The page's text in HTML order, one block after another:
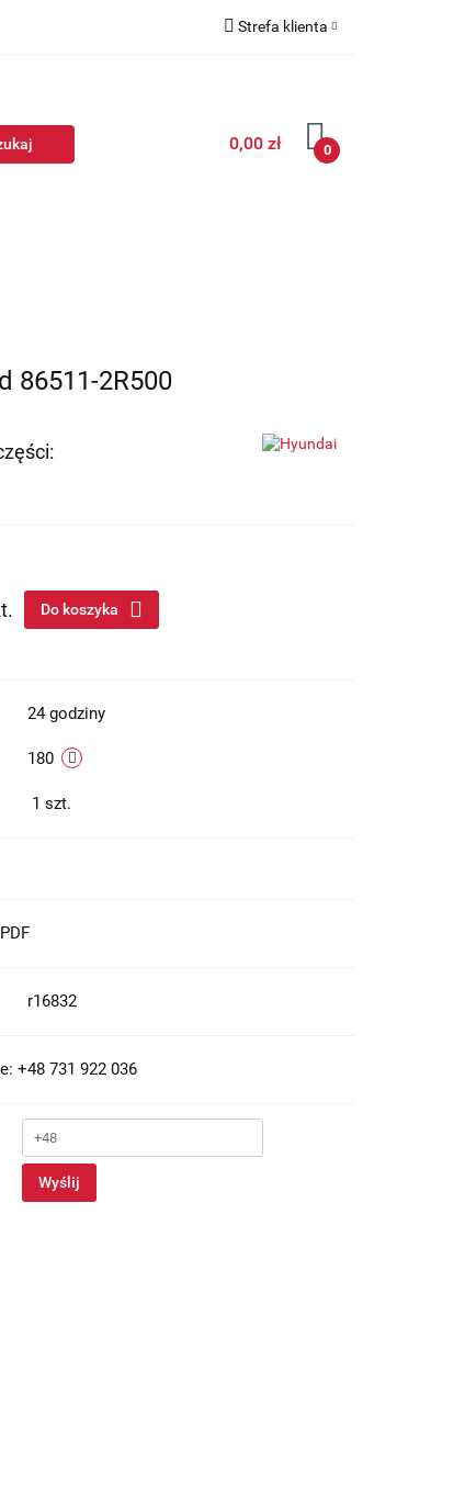
Strefa klienta
Dodaj zgłoszenie
0,00 zł 0
86511-2R500
Do koszyka
24 godziny
180
1 szt.
r16832
+48 731 922 036
Wyślij